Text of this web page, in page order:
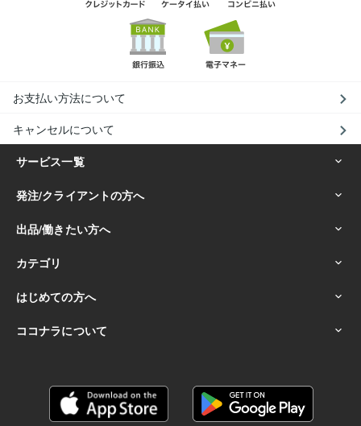
お支払い方法について
キャンセルについて